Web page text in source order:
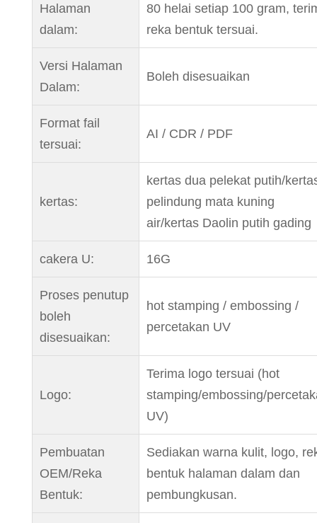
Halaman
dalam:
80 helai setiap 100 gram,
reka bentuk tersuai.
Versi Halaman
Dalam:
Boleh disesuaikan
Format fail
tersuai:
AI / CDR / PDF
kertas:
kertas dua pelekat putih/
pelindung mata kuning
air/kertas Daolin putih gading
cakera U: 16G
Proses penutup
boleh
disesuaikan:
hot stamping / embossing /
percetakan UV
Logo:
Terima logo tersuai (hot
stamping/embossing/
UV)
Pembuatan
OEM/Reka
Bentuk:
Sediakan warna kulit, logo,
bentuk halaman dalam dan
pembungkusan.